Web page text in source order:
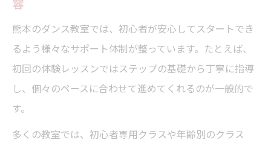
容
熊本のダンス教室では、初心者が安心してスタートでき
るよう様々なサポート体制が整っています。たとえば、
初回の体験レッスンではステップの基礎から丁寧に指導
し、個々のペースに合わせて進めてくれるのが一般的で
す。
多くの教室では、初心者専用クラスや年齢別のクラス